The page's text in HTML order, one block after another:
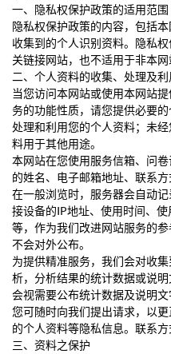
一、隐私权保护政策的适用范围
隐私权保护政策的内容，包括
收集到的个人识别资料。隐私
关链接网站，也不适用于非本网
二、个人资料的收集、处理及
当您访问本网站或使用本网站
务的功能性质，请您提供必要
处理和利用您的个人资料；未
料用于其他用途。
本网站在您使用服务信箱、问
的姓名、电子邮箱地址、联系方
在一般浏览时，服务器会自动
接设备的IP地址、使用时间、
等，作为我们改进网站服务的
不会对外公布。
为提供精准服务，我们会对收
析，分析结果的统计数据或说
会视需要公布统计数据及说明
您可随时向我们提出请求，以
的个人资料等隐私信息。联系方
三、资料之保护